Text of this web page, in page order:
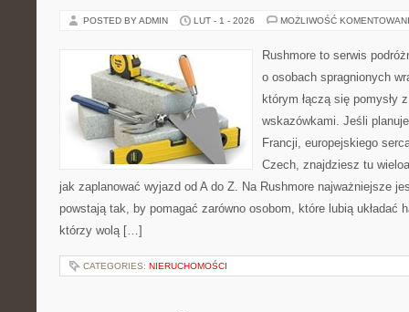
POSTED BY ADMIN LUT - 1 - 2026 MOŻLIWOŚĆ
Rushmore to serwis
o osobach spragnionych
którym łączą się pomysły
wskazówkami. Jeśli
Francji, europejskiego
Czech, znajdziesz tu
jak zaplanować wyjazd od A do Z. Na Rushmore najważniejsze
powstają tak, by pomagać zarówno osobom, które lubią układać
którzy wolą […]
CATEGORIES: NIERUCHOMOŚCI